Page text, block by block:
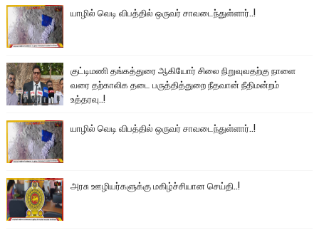
யாழில் வெடி விபத்தில் ஒருவர் சாவடைந்துள்ளார்..!
குட்டிமணி தங்கத்துரை ஆகியோர் சிலை நிறுவுவதற்கு நாளை
வரை தற்காலிக தடை பருத்தித்துறை நீதவான் நீதிமன்றம்
உத்தரவு..!
யாழில் வெடி விபத்தில் ஒருவர் சாவடைந்துள்ளார்..!
அரசு ஊழியர்களுக்கு மகிழ்ச்சியான செய்தி..!